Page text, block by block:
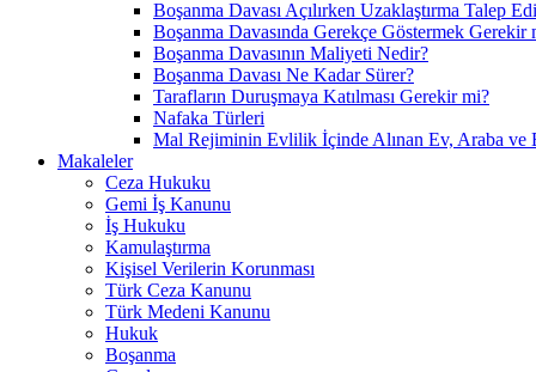
Boşanma Davası Açılırken Uzaklaştırma Talep
Boşanma Davasında Gerekçe Göstermek Gerekir
Boşanma Davasının Maliyeti Nedir?
Boşanma Davası Ne Kadar Sürer?
Tarafların Duruşmaya Katılması Gerekir mi?
Nafaka Türleri
Mal Rejiminin Evlilik İçinde Alınan Ev, Araba ve
Makaleler
Ceza Hukuku
Gemi İş Kanunu
İş Hukuku
Kamulaştırma
Kişisel Verilerin Korunması
Türk Ceza Kanunu
Türk Medeni Kanunu
Hukuk
Boşanma